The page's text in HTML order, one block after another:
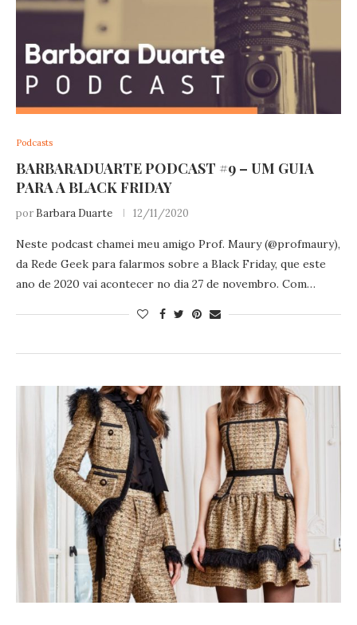
Podcasts
BARBARADUARTE PODCAST #9 – UM GUIA
PARA A BLACK FRIDAY
por Barbara Duarte 12/11/2020
Neste podcast chamei meu amigo Prof. Maury (@profmaury),
da Rede Geek para falarmos sobre a Black Friday, que este
ano de 2020 vai acontecer no dia 27 de novembro. Com…